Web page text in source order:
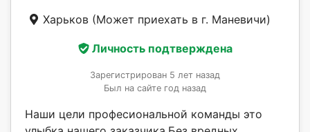
Харьков (Может приехать в г. Маневичи)
Личность подтверждена
Зарегистрирован 5 лет назад
Был на сайте год назад
Наши цели професиональной команды это